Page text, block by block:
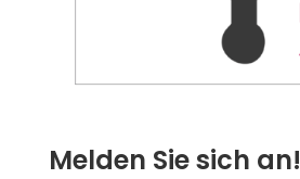
Melden Sie sich an!